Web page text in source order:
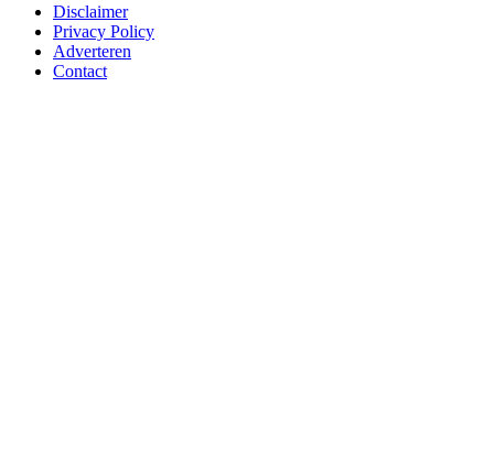
Disclaimer
Privacy Policy
Adverteren
Contact